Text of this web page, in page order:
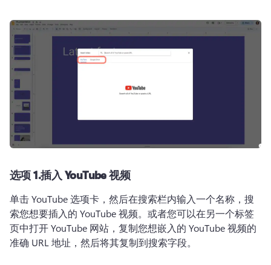
选项 1.插入 YouTube 视频
单击 YouTube 选项卡，然后在搜索栏内输入一个名称，搜
索您想要插入的 YouTube 视频。 或者您可以在另一个标签
页中打开 YouTube 网站，复制您想嵌入的 YouTube 视频的
准确 URL 地址，然后将其复制到搜索字段。